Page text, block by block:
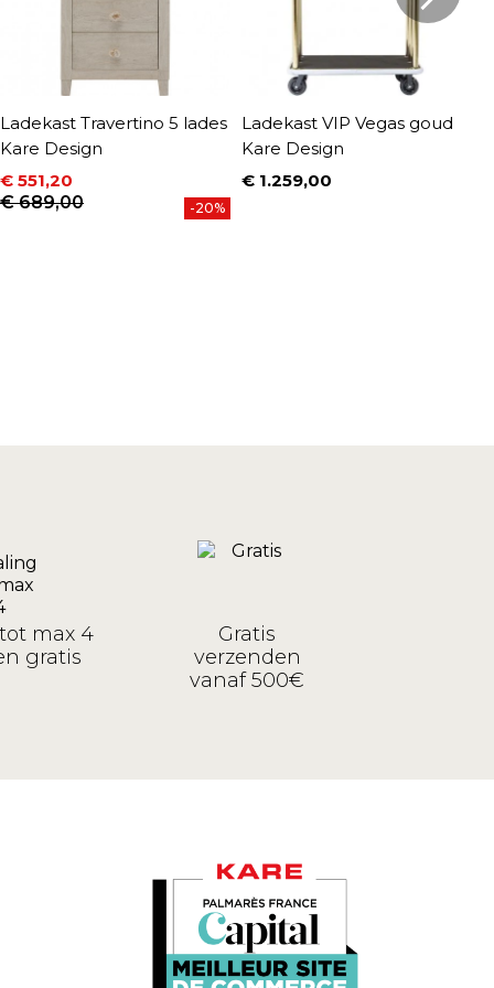
Ladekast Travertino 5 lades
Kare Design
Prijs
€ 551,20
Normale prijs
€ 689,00 -20%
Ladekast VIP Vegas goud
Kare Design
Prijs
€ 1.259,00
max 4
gratis
Gratis
verzenden
vanaf 500€